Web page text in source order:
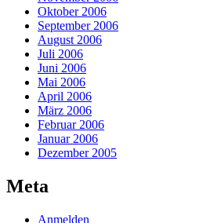
Oktober 2006
September 2006
August 2006
Juli 2006
Juni 2006
Mai 2006
April 2006
März 2006
Februar 2006
Januar 2006
Dezember 2005
Meta
Anmelden